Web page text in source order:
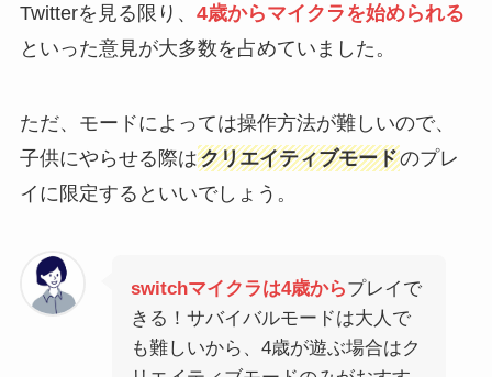
Twitterを見る限り、 4歳からマイクラを始められる
といった意見が大多数を占めていました。
ただ、モードによっては操作方法が難しいので、
子供にやらせる際はクリエイティブモードのプレ
イに限定するといいでしょう。
switchマイクラは4歳からプレイで
きる！サバイバルモードは大人で
も難しいから、4歳が遊ぶ場合はク